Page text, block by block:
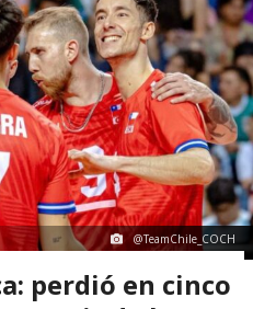
@TeamChile_COCH
perdió en cinco